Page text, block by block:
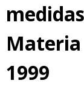
Materia
1999